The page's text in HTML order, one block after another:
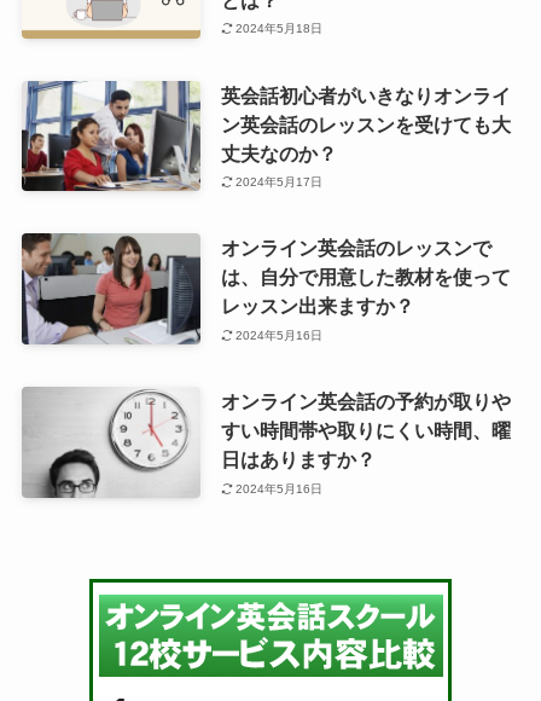
2024年5月18日
英会話初心者がいきなりオンライ
ン英会話のレッスンを受けても大
丈夫なのか？
2024年5月17日
オンライン英会話のレッスンで
は、自分で用意した教材を使って
レッスン出来ますか？
2024年5月16日
オンライン英会話の予約が取りや
すい時間帯や取りにくい時間、曜
日はありますか？
2024年5月16日